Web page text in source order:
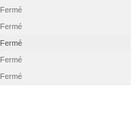
Fermé
Fermé
Fermé
Fermé
Fermé